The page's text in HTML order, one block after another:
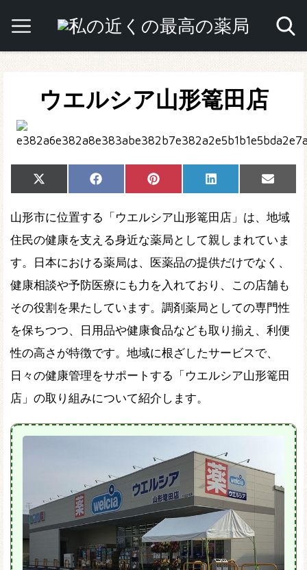
ウエルシア山形篭田店
Share
on
X
(Twitter)
Share
on
Facebook Share
on
Pinterest Share
on
LinkedIn
Share
on
Email
山形市に位置する「ウエルシア山形篭田店」は、地域
住民の健康を支える身近な薬局として親しまれていま
す。日本における薬局は、医薬品の提供だけでなく、
健康相談や予防医療にも力を入れており、この店舗も
その役割を果たしています。調剤薬局としての専門性
を保ちつつ、日用品や健康食品なども取り揃え、利便
性の高さが特徴です。地域に根ざしたサービスで、
日々の健康管理をサポートする「ウエルシア山形篭田
店」の取り組みについて紹介します。